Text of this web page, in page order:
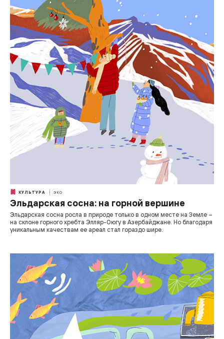
КУЛЬТУРА ЭКО
Эльдарская сосна: на горной вершине
Эльдарская сосна росла в природе только в одном месте на Земле –
на склоне горного хребта Элляр-Оюгу в Азербайджане. Но благодаря
уникальным качествам ее ареал стал гораздо шире.